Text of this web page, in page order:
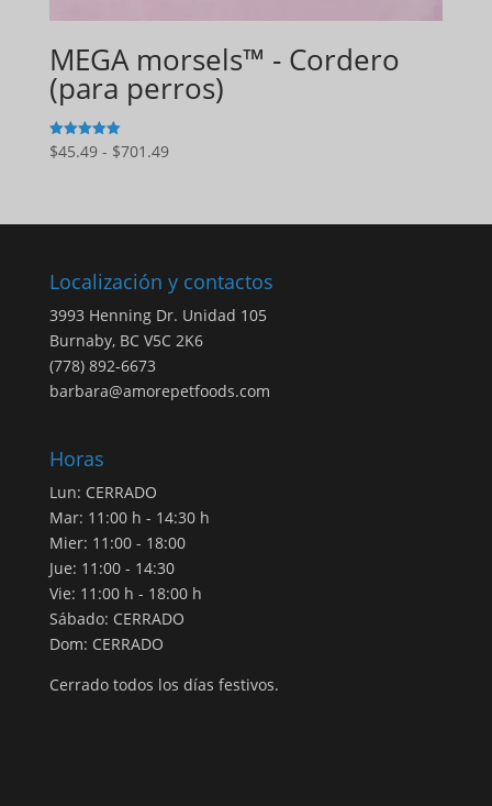
MEGA morsels™ - Cordero
(para perros)
5
de 5
$45.49 - $701.49Gama
$45.49
$701.49
Localización y contactos
3993 Henning Dr. Unidad 105
Burnaby, BC V5C 2K6
(778) 892-6673
barbara@amorepetfoods.com
Horas
Lun: CERRADO
Mar: 11:00 h - 14:30 h
Mier: 11:00 - 18:00
Jue: 11:00 - 14:30
Vie: 11:00 h - 18:00 h
Sábado: CERRADO
Dom: CERRADO
Cerrado todos los días festivos.